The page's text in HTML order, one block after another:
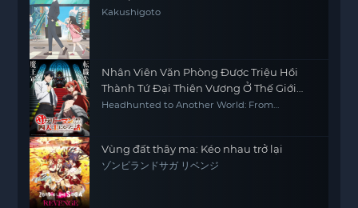
Kakushigoto
Nhân Viên Văn Phòng Được Triệu Hồi
Thành Tứ Đại Thiên Vương Ở Thế Giới
Khác
Headhunted to Another World: From
Vùng đất thây ma: Kéo nhau trở lại
ゾンビランドサガ リベンジ